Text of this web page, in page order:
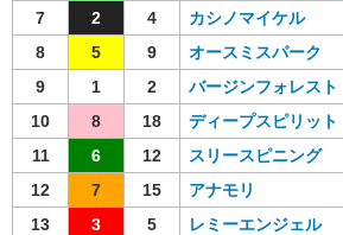
7
2 4 カシノマイケル
8
5 9 オースミスパーク
9
1 2 バージンフォレスト
10
8 18 ディープスピリット
11
6 12 スリースピニング
12
7 15 アナモリ
13
3 5 レミーエンジェル